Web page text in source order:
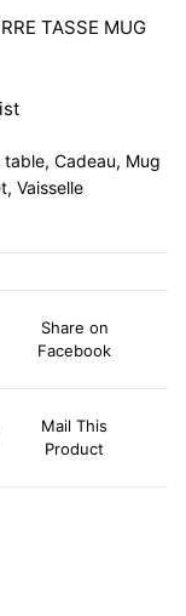
TASSE MUG
table, Cadeau, Mug
, Vaisselle
Share on
Facebook
Mail This
Product